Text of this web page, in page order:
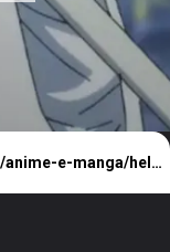
https://metagalaxia.com.br/anime-e-manga/hells-paradise-episodio-7-quando-e-onde-assistir/